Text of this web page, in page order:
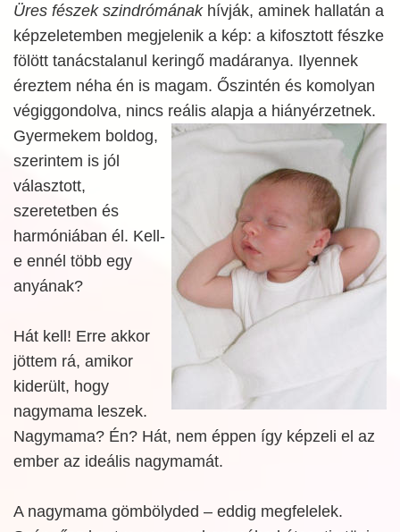
Üres fészek szindrómánakhívják, aminek hallatán a
képzeletemben megjelenik a kép: a kifosztott fészke
fölött tanácstalanul keringő madáranya. Ilyennek
éreztem néha én is magam. Őszintén és komolyan
végiggondolva, nincs reális alapja a hiányérzetnek.
Gyermekem boldog,
szerintem is jól
választott,
szeretetben és
harmóniában él. Kell-
e ennél több egy
anyának?
Hát kell! Erre akkor
jöttem rá, amikor
kiderült, hogy
nagymama leszek.
Nagymama? Én? Hát, nem éppen így képzeli el az
ember az ideális nagymamát.
A nagymama gömbölyded – eddig megfelelek.